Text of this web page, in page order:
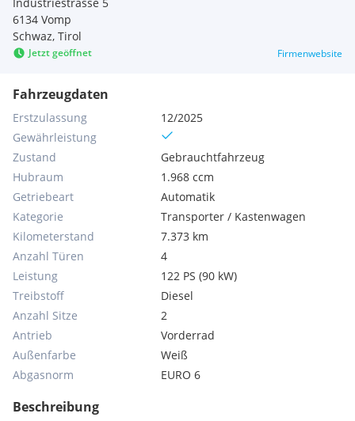
6134 Vomp
Schwaz, Tirol
Jetzt geöffnet Firmenwebsite
Fahrzeugdaten
Erstzulassung
12/2025
Gewährleistung
Zustand
Gebrauchtfahrzeug
Hubraum
1.968 ccm
Getriebeart
Automatik
Kategorie
Transporter / Kastenwagen
Kilometerstand
7.373 km
Anzahl Türen
4
Leistung
122 PS (90 kW)
Treibstoff
Diesel
Anzahl Sitze
2
Antrieb
Vorderrad
Außenfarbe
Weiß
Abgasnorm
EURO 6
Beschreibung